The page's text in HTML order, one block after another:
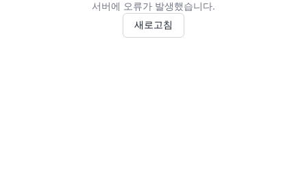
서버에 오류가 발생했습니다.
새로고침